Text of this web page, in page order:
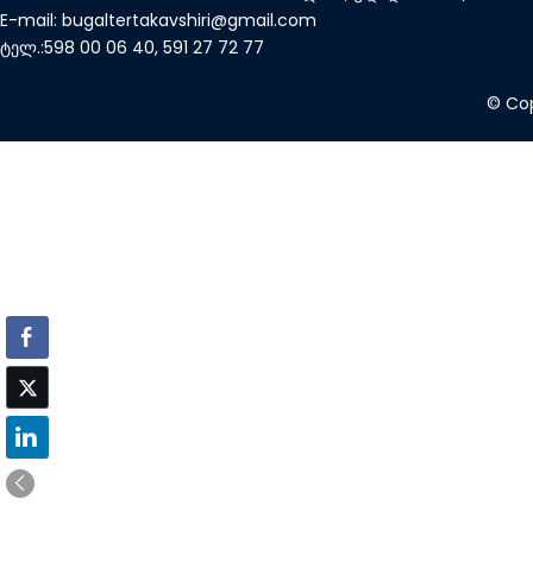
E-mail: bugaltertakavshiri@gmail.com
ტელ.:598 00 06 40, 591 27 72 77
©